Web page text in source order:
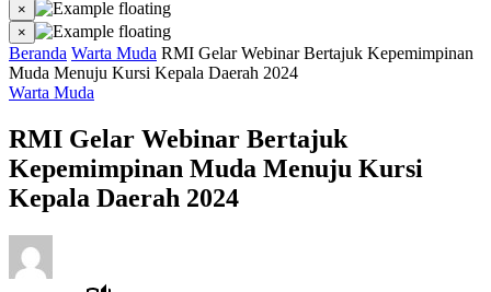
×
×
Beranda Warta Muda RMI Gelar Webinar Bertajuk Kepemimpinan
Muda Menuju Kursi Kepala Daerah 2024
Warta Muda
RMI Gelar Webinar Bertajuk
Kepemimpinan Muda Menuju Kursi
Kepala Daerah 2024